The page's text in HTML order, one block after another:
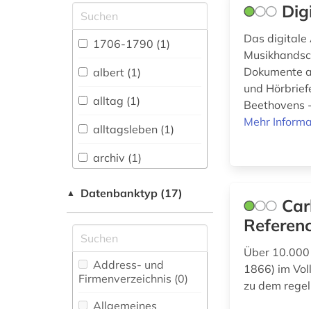
Allgemeine und
vergleichende Sprach-
und
Literaturwissenschaft.
Indogermanistik.
Außereuropäische
Sprachen und
Literaturen (1)
Anglistik.
Amerikanistik (5)
Vermessungswesen (1)
Asienkunde (0)
1706-1790 (1)
albert (1)
alltag (1)
alltagsleben (1)
archiv (1)
arthur (1)
asch (1)
aufklärung (1)
aufzeichnung (1)
august wilhelm
▲ Datenbanktyp (17)
Address- und
Firmenverzeichnis (0)
Allgemeines
Das digitale
Dokumente
und
Beethovens
Mehr
Über
1866) im
zu dem